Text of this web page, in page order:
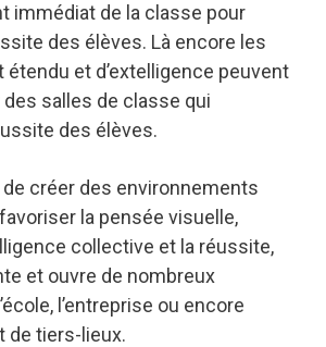
immédiat de la classe pour
des élèves. Là encore les
étendu et d’extelligence peuvent
salles de classe qui
des élèves.
créer des environnements
la pensée visuelle,
collective et la réussite,
et ouvre de nombreux
l’entreprise ou encore
de tiers-lieux.